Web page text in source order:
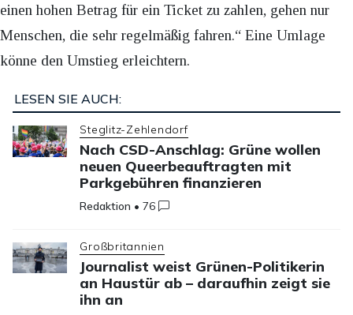
einen hohen Betrag für ein Ticket zu zahlen, gehen nur
Menschen, die sehr regelmäßig fahren.“ Eine Umlage
könne den Umstieg erleichtern.
LESEN SIE AUCH:
Steglitz-Zehlendorf
Nach CSD-Anschlag: Grüne wollen
neuen Queerbeauftragten mit
Parkgebühren finanzieren
Redaktion •76
Großbritannien
Journalist weist Grünen-Politikerin
an Haustür ab – daraufhin zeigt sie
ihn an